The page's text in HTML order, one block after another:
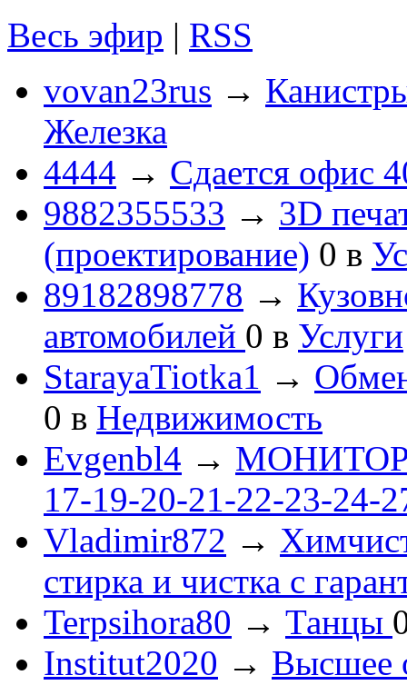
Весь эфир | RSS
vovan23rus →
Железка
4444 → Сдается офис
9882355533 → 3D
(проектирование) 0 в
89182898778 →
автомобилей 0 в Услуги
StarayaTiotka1 →
0 в Недвижимость
Evgenbl4 → МОНИТОРЫ
17-19-20-21-22-23-24-
Vladimir872 →
стирка и чистка с
Terpsihora80 → Танцы
Institut2020 → Высшее